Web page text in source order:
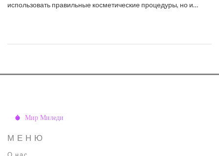
использовать правильные косметические процедуры, но и
жизни на состояние кожи. Получите информацию о самых
МЕНЮ